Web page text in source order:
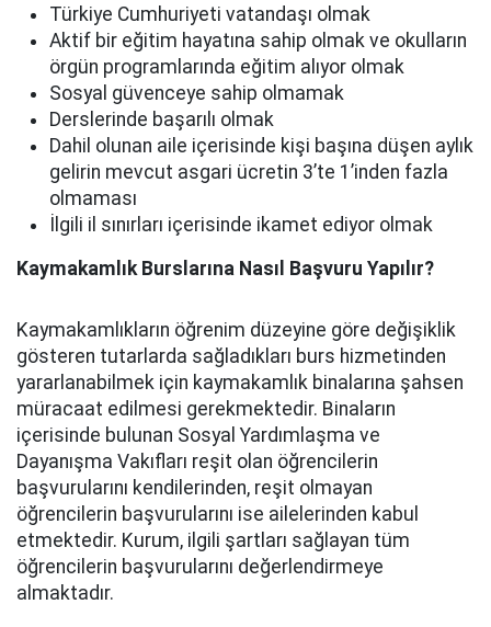
Türkiye Cumhuriyeti vatandaşı olmak
Aktif bir eğitim hayatına sahip olmak ve okulların
örgün programlarında eğitim alıyor olmak
Sosyal güvenceye sahip olmamak
Derslerinde başarılı olmak
Dahil olunan aile içerisinde kişi başına düşen aylık
gelirin mevcut asgari ücretin 3’te 1’inden fazla
olmaması
İlgili il sınırları içerisinde ikamet ediyor olmak
Kaymakamlık Burslarına Nasıl Başvuru Yapılır?
Kaymakamlıkların öğrenim düzeyine göre değişiklik
gösteren tutarlarda sağladıkları burs hizmetinden
yararlanabilmek için kaymakamlık binalarına şahsen
müracaat edilmesi gerekmektedir. Binaların
içerisinde bulunan Sosyal Yardımlaşma ve
Dayanışma Vakıfları reşit olan öğrencilerin
başvurularını kendilerinden, reşit olmayan
öğrencilerin başvurularını ise ailelerinden kabul
etmektedir. Kurum, ilgili şartları sağlayan tüm
öğrencilerin başvurularını değerlendirmeye
almaktadır.